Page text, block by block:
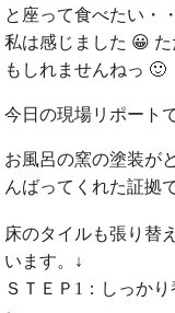
と座って食べたい・
私は感じました 😀
もしれませんねっ 🙂
今日の現場リポート
お風呂の窯の塗装が
んばってくれた証拠
床のタイルも張り替
います。↓
ＳＴＥＰ1：しっか